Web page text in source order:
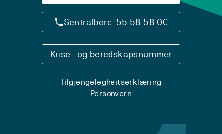
Sentralbord: 55 58 58 00
Krise- og beredskapsnummer
Tilgjengelegheitserklæring
Personvern